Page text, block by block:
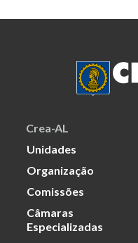
Crea-AL
Unidades
Organização
Comissões
Câmaras
Especializadas